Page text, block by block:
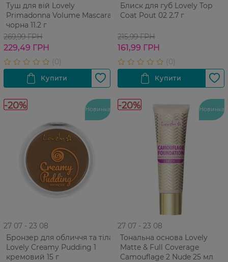
Туш для вій Lovely
Primadonna Volume Mascara
чорна 11.2 г
269,99 ГРН
229,49 ГРН
Блиск для губ Lovely Top
Coat Pout 02 2.7 г
215,99 ГРН
161,99 ГРН
-20% Новинка
27 07 - 23 08
Бронзер для обличчя та тіла
Lovely Creamy Pudding 1
кремовий 15 г
-20% Новинка
27 07 - 23 08
Тональна основа Lovely
Matte & Full Coverage
Camouflage 2 Nude 25 мл